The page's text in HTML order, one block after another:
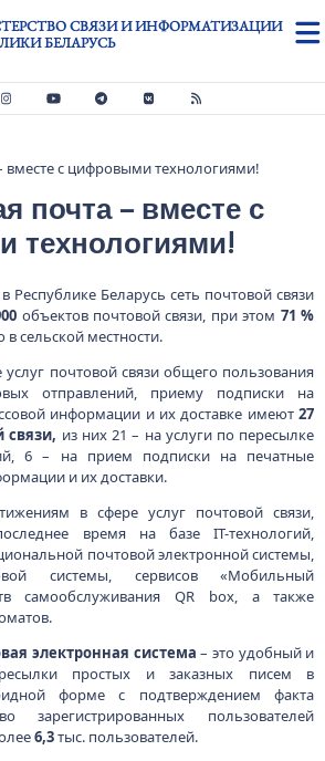
СВЯЗИ И ИНФОРМАТИЗАЦИИ
БЕЛАРУСЬ
вместе с цифровыми технологиями!
почта – вместе с
технологиями!
Республике Беларусь сеть почтовой связи
объектов почтовой связи, при этом 71 %
сельской местности.
почтовой связи общего пользования
отправлений, приему подписки на
информации и их доставке имеют27
связи, из них 21 – на услуги по пересылке
6 – на прием подписки на печатные
и их доставки.
в сфере услуг почтовой связи,
время на базе IT-технологий,
почтовой электронной системы,
системы, сервисов «Мобильный
самообслуживания QR box, а также
электронная система – это удобный и
простых и заказных писем в
форме с подтверждением факта
зарегистрированных пользователей
6,3тыс. пользователей.